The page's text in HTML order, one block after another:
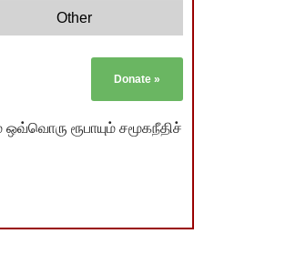
Other
Donate »
ரூபாயும் சமூகநீதிச்